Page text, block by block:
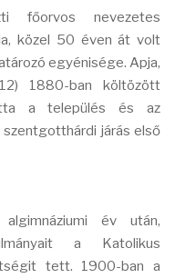
főorvos nevezetes
közel 50 éven át volt
egyénisége. Apja,
1880-ban költözött
a település és az
járás első
év után,
a Katolikus
tett. 1900-ban a